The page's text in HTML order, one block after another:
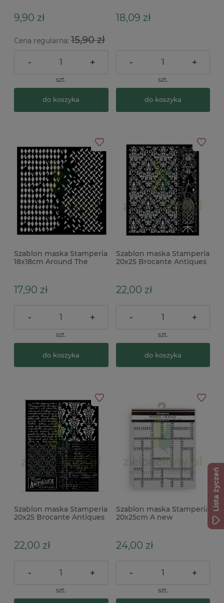
łączka
9,90 zł
Cena regularna: 15,90 zł
- +
szt.
do koszyka
18,09 zł
- +
szt.
do koszyka
Szablon maska Stamperia
18x18cm Around The
17,90 zł
- +
szt.
do koszyka
Szablon maska Stamperia
20x25 Brocante Antiques
22,00 zł
- +
szt.
do koszyka
Szablon maska Stamperia
20x25 Brocante Antiques
22,00 zł
- +
szt.
Szablon maska Stamperia
20x25cm A new
24,00 zł
- +
szt.
Lista życzeń